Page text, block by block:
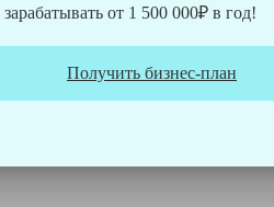
от 1 500 000₽ в год!
Получить бизнес-план